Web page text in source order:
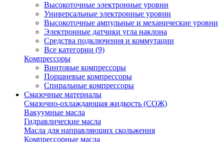
Высокоточные электронные уровни
Универсальные электронные уровни
Высокоточные ампульные и механические уровни
Электронные датчики угла наклона
Средства подключения и коммутации
Все категории (9)
Компрессоры
Винтовые компрессоры
Поршневые компрессоры
Спиральные компрессоры
Смазочные материалы
Смазочно-охлаждающая жидкость (СОЖ)
Вакуумные масла
Гидравлические масла
Масла для направляющих скольжения
Компрессорные масла